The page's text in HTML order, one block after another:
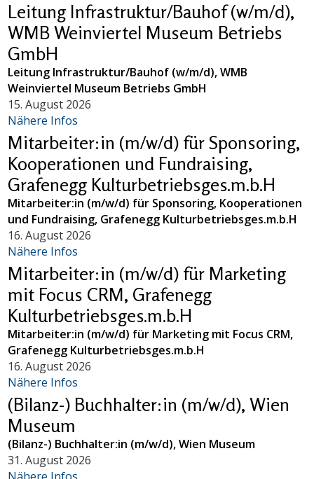
Leitung Infrastruktur/Bauhof (w/m/d),
WMB Weinviertel Museum Betriebs
GmbH
Leitung Infrastruktur/Bauhof (w/m/d), WMB
Weinviertel Museum Betriebs GmbH
15. August 2026
Nähere Infos
Mitarbeiter:in (m/w/d) für Sponsoring,
Kooperationen und Fundraising,
Grafenegg Kulturbetriebsges.m.b.H
Mitarbeiter:in (m/w/d) für Sponsoring, Kooperationen
und Fundraising, Grafenegg Kulturbetriebsges.m.b.H
16. August 2026
Nähere Infos
Mitarbeiter:in (m/w/d) für Marketing
mit Focus CRM, Grafenegg
Kulturbetriebsges.m.b.H
Mitarbeiter:in (m/w/d) für Marketing mit Focus CRM,
Grafenegg Kulturbetriebsges.m.b.H
16. August 2026
Nähere Infos
(Bilanz-) Buchhalter:in (m/w/d), Wien
Museum
(Bilanz-) Buchhalter:in (m/w/d), Wien Museum
31. August 2026